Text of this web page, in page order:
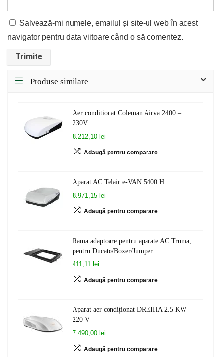
Salvează-mi numele, emailul și site-ul web în acest
navigator pentru data viitoare când o să comentez.
Produse similare
Aer conditionat Coleman Airva 2400 –
230V
8.212,10 lei
Adaugă pentru comparare
Aparat AC Telair e-VAN 5400 H
8.971,15 lei
Adaugă pentru comparare
Rama adaptoare pentru aparate AC Truma,
pentru Ducato/Boxer/Jumper
411,11 lei
Adaugă pentru comparare
Aparat aer condiționat DREIHA 2.5 KW
220 V
7.490,00 lei
Adaugă pentru comparare